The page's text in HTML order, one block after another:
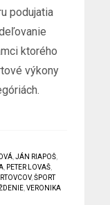
podujatia
ktorého
výkony
,JÁN RIAPOŠ
PETER LOVAŠ
,ŠPORT
,VERONIKA